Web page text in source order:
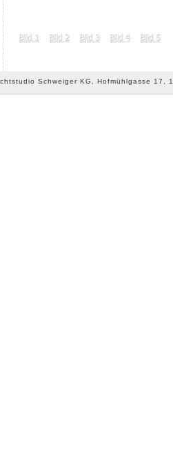
Schweiger KG, Hofmühlgasse